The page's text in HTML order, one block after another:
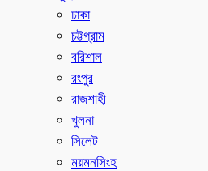
ঢাকা
চট্টগ্রাম
বরিশাল
রংপুর
রাজশাহী
খুলনা
সিলেট
ময়মনসিংহ